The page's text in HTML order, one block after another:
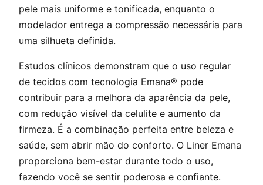
pele mais uniforme e tonificada, enquanto o
modelador entrega a compressão necessária para
uma silhueta definida.
Estudos clínicos demonstram que o uso regular
de tecidos com tecnologia Emana® pode
contribuir para a melhora da aparência da pele,
com redução visível da celulite e aumento da
firmeza. É a combinação perfeita entre beleza e
saúde, sem abrir mão do conforto. O Liner Emana
proporciona bem-estar durante todo o uso,
fazendo você se sentir poderosa e confiante.